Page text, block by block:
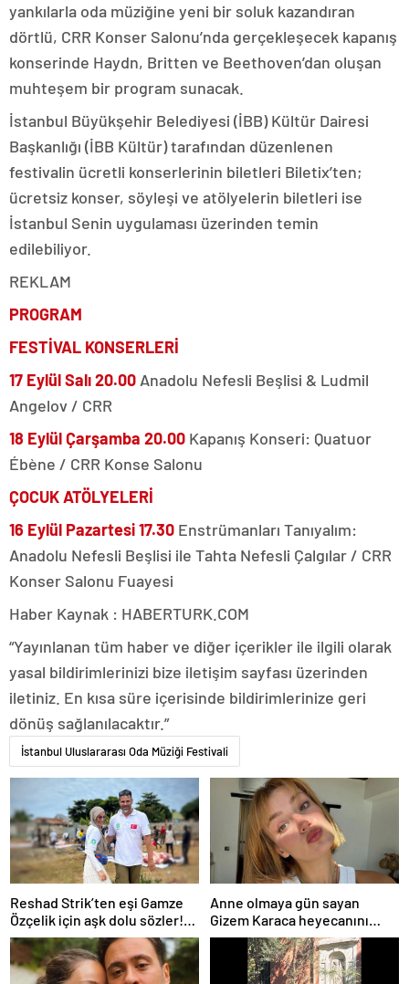
yankılarla oda müziğine yeni bir soluk kazandıran
dörtlü, CRR Konser Salonu’nda gerçekleşecek kapanış
konserinde Haydn, Britten ve Beethoven’dan oluşan
muhteşem bir program sunacak.
İstanbul Büyükşehir Belediyesi (İBB) Kültür Dairesi
Başkanlığı (İBB Kültür) tarafından düzenlenen
festivalin ücretli konserlerinin biletleri Biletix’ten;
ücretsiz konser, söyleşi ve atölyelerin biletleri ise
İstanbul Senin uygulaması üzerinden temin
edilebiliyor.
REKLAM
PROGRAM
FESTİVAL KONSERLERİ
17 Eylül Salı 20.00 Anadolu Nefesli Beşlisi & Ludmil
Angelov / CRR
18 Eylül Çarşamba 20.00 Kapanış Konseri: Quatuor
Ébène / CRR Konse Salonu
ÇOCUK ATÖLYELERİ
16 Eylül Pazartesi 17.30 Enstrümanları Tanıyalım:
Anadolu Nefesli Beşlisi ile Tahta Nefesli Çalgılar / CRR
Konser Salonu Fuayesi
Haber Kaynak : HABERTURK.COM
“Yayınlanan tüm haber ve diğer içerikler ile ilgili olarak
yasal bildirimlerinizi bize iletişim sayfası üzerinden
iletiniz. En kısa süre içerisinde bildirimlerinize geri
dönüş sağlanılacaktır.”
İstanbul Uluslararası Oda Müziği Festivali
Reshad Strik’ten eşi Gamze
Özçelik için aşk dolu sözler!
“Benim cennetim…”
Anne olmaya gün sayan
Gizem Karaca heyecanını
paylaştı! “Senelerdir annelik
yapıyorum ama bu sene
farklı…”